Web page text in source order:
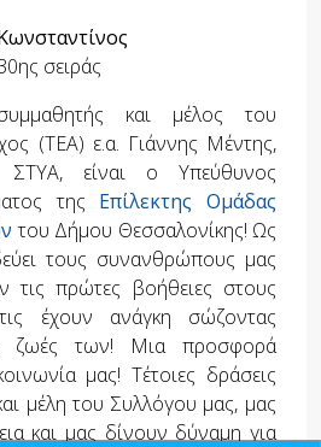
σειράς
και μέλος του
(ΤΕΑ) ε.α. Γιάννης Μέντης,
ΣΤΥΑ, είναι ο Υπεύθυνος
της Επίλεκτης Ομάδας
του Δήμου Θεσσαλονίκης! Ως
τους συνανθρώπους μας
τις πρώτες βοήθειες στους
έχουν ανάγκη σώζοντας
ζωές των! Μια προσφορά
μας! Τέτοιες δράσεις
μέλη του Συλλόγου μας, μας
και μας δίνουν δύναμη για